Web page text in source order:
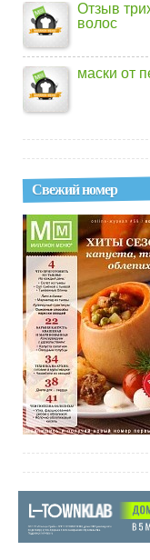
Отзыв
волос
маски от
Свежий номер